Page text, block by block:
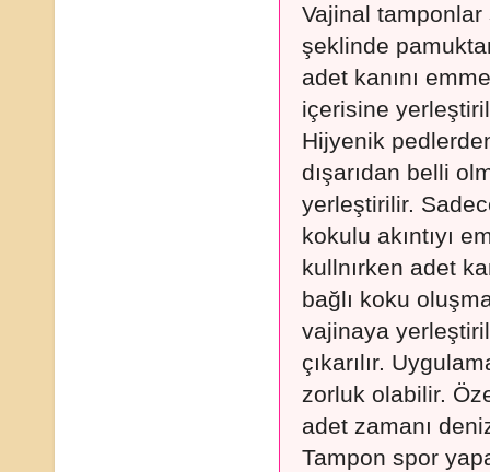
Vajinal tamponlar
şeklinde
adet kanını
içerisine
Hijyenik
dışarıdan belli
yerleştirilir.
kokulu akıntıyı
kullnırken adet
bağlı koku
vajinaya
çıkarılır.
zorluk olabilir.
adet zamanı
Tampon spor